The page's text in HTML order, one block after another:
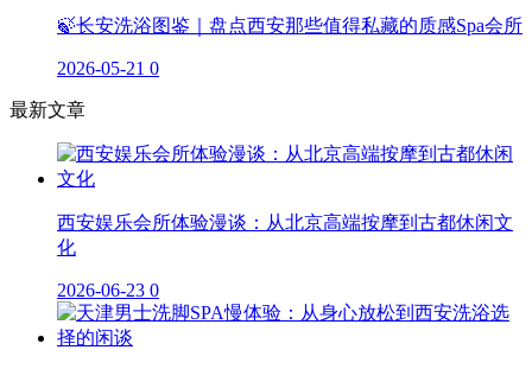
🍃长安洗浴图鉴｜盘点西安那些值得私藏的质感Spa会所
2026-05-21 0
最新文章
西安娱乐会所体验漫谈：从北京高端按摩到古都休闲文
化
2026-06-23 0